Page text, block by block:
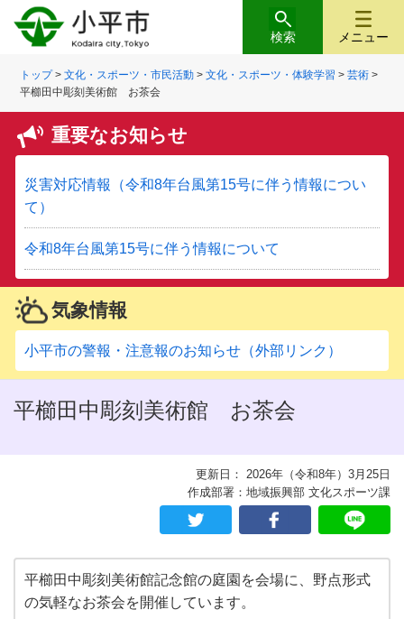
メニュー
検索
トップ>文化・スポーツ・市民活動 >文化・スポーツ・体験学習 >芸術 >
平櫛田中彫刻美術館 お茶会
重要なお知らせ
災害対応情報（令和8年台風第15号に伴う情報につい
て）
令和8年台風第15号に伴う情報について
気象情報
小平市の警報・注意報のお知らせ（外部リンク）
平櫛田中彫刻美術館 お茶会
更新日： 2026年（令和8年）3月25日
作成部署：地域振興部 文化スポーツ課
平櫛田中彫刻美術館記念館の庭園を会場に、野点形式
の気軽なお茶会を開催しています。